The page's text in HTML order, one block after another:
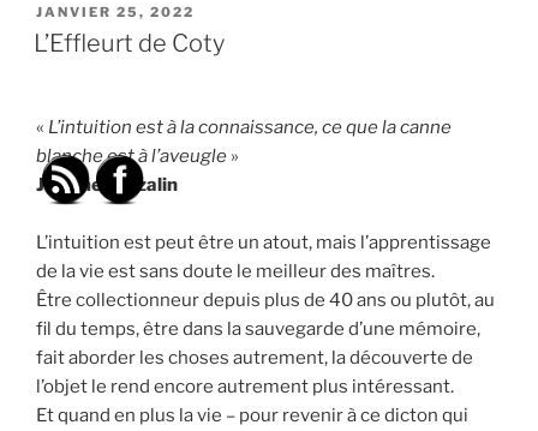
PUBLIÉ
LE
JANVIER 25, 2022
L’Effleurt de Coty
« L’intuition est à la connaissance, ce que la canne
blanche est à l’aveugle »
Jérome Touzalin
L’intuition est peut être un atout, mais l’apprentissage
de la vie est sans doute le meilleur des maîtres.
Être collectionneur depuis plus de 40 ans ou plutôt, au
fil du temps, être dans la sauvegarde d’une mémoire,
fait aborder les choses autrement, la découverte de
l’objet le rend encore autrement plus intéressant.
Et quand en plus la vie – pour revenir à ce dicton qui